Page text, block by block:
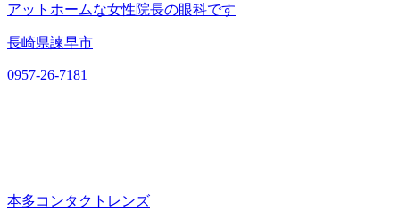
アットホームな女性院長の眼科です
長崎県諫早市
0957-26-7181
本多コンタクトレンズ